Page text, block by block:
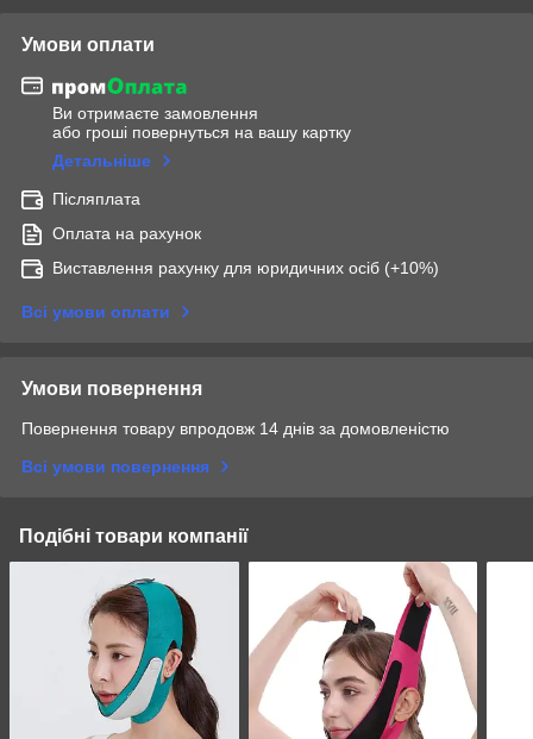
Умови оплати
Ви отримаєте замовлення
або гроші повернуться на вашу картку
Детальніше
Післяплата
Оплата на рахунок
Виставлення рахунку для юридичних осіб (+10%)
Всі умови оплати
Умови повернення
Повернення товару впродовж 14 днів за домовленістю
Всі умови повернення
Подібні товари компанії